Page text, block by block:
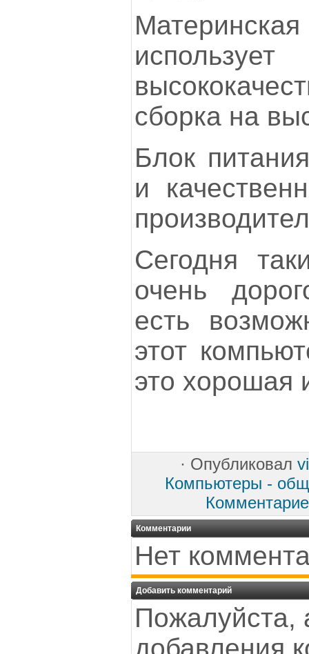
Материнская
использует
сборка на
Блок
и
Сегодня
очень
есть
этот
это хорошая
· Опубликовал
Компьютеры -
Комментарии
Нет
Добавить комментарий
Пожалуйста,